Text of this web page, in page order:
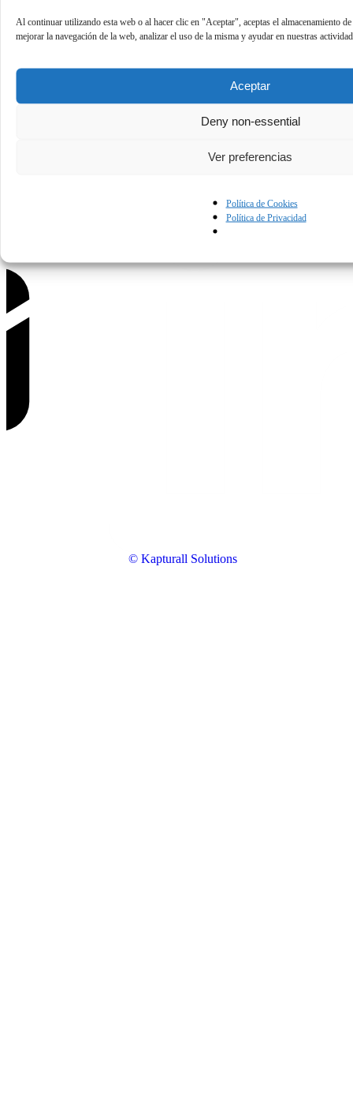
Al continuar utilizando esta web o al hacer clic en "Aceptar", aceptas el almacenamiento
mejorar la navegación de la web, analizar el uso de la misma y ayudar en nuestras
Aceptar
Deny non-essential
Ver preferencias
Política de Cookies
Política de Privacidad
© Kapturall Solutions